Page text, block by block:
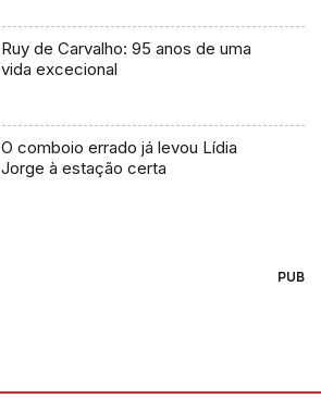
Ruy de Carvalho: 95 anos de uma
vida excecional
O comboio errado já levou Lídia
Jorge à estação certa
PUB